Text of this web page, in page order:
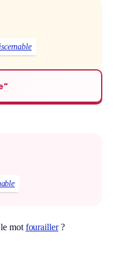
mot fourailler?